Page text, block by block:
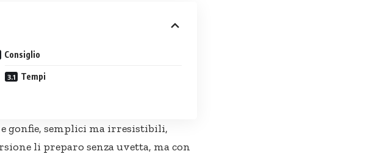
Consiglio
Tempi
gonfie, semplici ma irresistibili,
li preparo senza uvetta, ma con